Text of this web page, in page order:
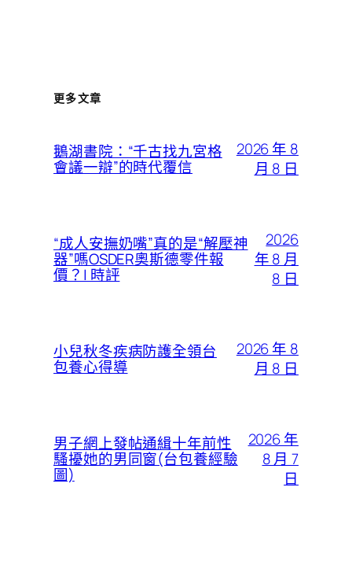
更多文章
鵝湖書院：“千古找九宮格
會議一辯”的時代覆信
2026 年 8
月 8 日
“成人安撫奶嘴”真的是“解壓神
器”嗎OSDER奧斯德零件報
價？| 時評
2026
年 8 月
8 日
小兒秋冬疾病防護全領台
包養心得導
2026 年 8
月 8 日
男子網上發帖通緝十年前性
騷擾她的男同窗(台包養經驗
圖)
2026 年
8 月 7
日